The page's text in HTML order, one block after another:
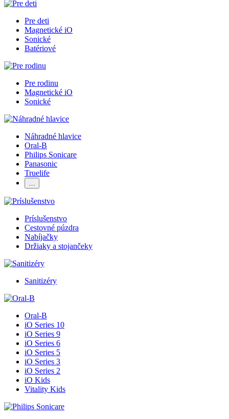
Pre deti
Magnetické iO
Sonické
Batériové
Pre rodinu
Magnetické iO
Sonické
Náhradné hlavice
Oral-B
Philips Sonicare
Panasonic
Truelife
…
Príslušenstvo
Cestovné púzdra
Nabíjačky
Držiaky a stojančeky
Sanitizéry
Oral-B
iO Series 10
iO Series 9
iO Series 6
iO Series 5
iO Series 3
iO Series 2
iO Kids
Vitality Kids